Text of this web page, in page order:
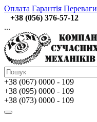
Оплата Гарантія Переваги
+38 (056) 376-57-12
...
+38 (067) 0000 - 109
+38 (095) 0000 - 109
+38 (073) 0000 - 109